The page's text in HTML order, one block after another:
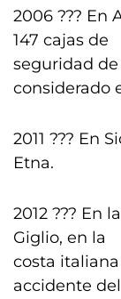
2006 ??? En
147 cajas de
seguridad de
considerado
2011 ??? En
Etna.
2012 ??? En
Giglio, en la
costa italiana
accidente